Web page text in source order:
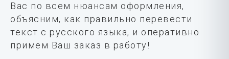
Вас по всем нюансам оформления,
объясним, как правильно перевести
текст с русского языка, и оперативно
примем Ваш заказ в работу!